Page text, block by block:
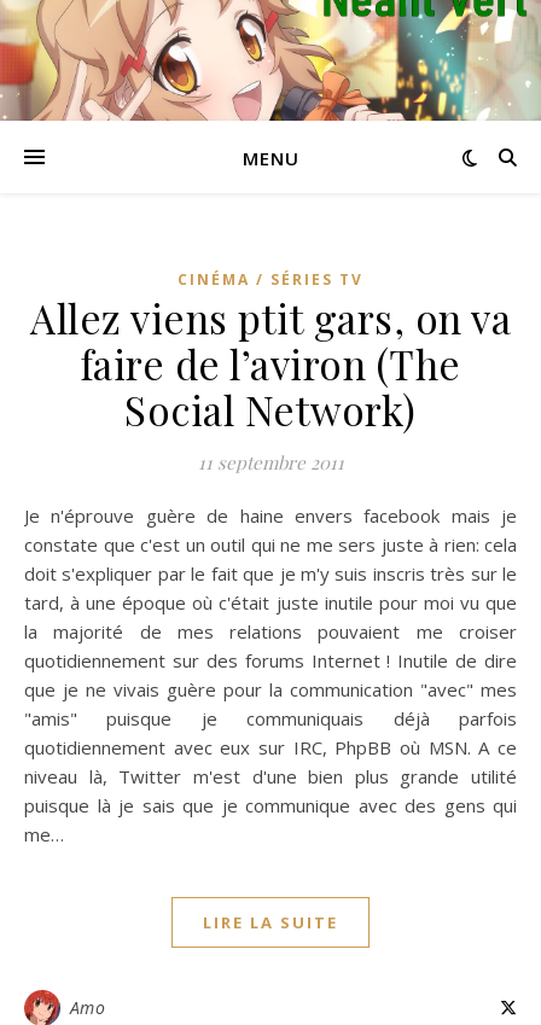
MENU
CINÉMA / SÉRIES TV
Allez viens ptit gars, on va
faire de l’aviron (The
Social Network)
11 septembre 2011
Je n'éprouve guère de haine envers facebook mais je
constate que c'est un outil qui ne me sers juste à rien: cela
doit s'expliquer par le fait que je m'y suis inscris très sur le
tard, à une époque où c'était juste inutile pour moi vu que
la majorité de mes relations pouvaient me croiser
quotidiennement sur des forums Internet ! Inutile de dire
que je ne vivais guère pour la communication "avec" mes
"amis" puisque je communiquais déjà parfois
quotidiennement avec eux sur IRC, PhpBB où MSN. A ce
niveau là, Twitter m'est d'une bien plus grande utilité
puisque là je sais que je communique avec des gens qui
me…
LIRE LA SUITE
Amo